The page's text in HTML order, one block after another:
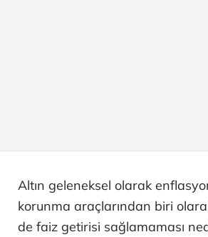
Altın geleneksel olarak
korunma araçlarından biri
de faiz getirisi sağlamaması